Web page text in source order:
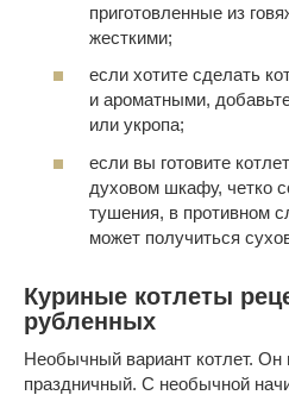
приготовленные из
жесткими;
если хотите сделать
и ароматными,
или укропа;
если вы готовите
духовом шкафу, четко
тушения, в противном
может получиться
Куриные котлеты
рубленных
Необычный вариант котлет. Он
праздничный. С необычной